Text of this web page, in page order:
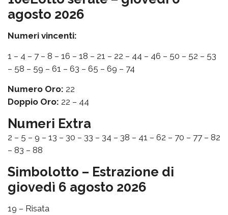
agosto 2026
Numeri vincenti:
1 – 4 – 7 – 8 – 16 – 18 – 21 – 22 – 44 – 46 – 50 – 52 – 53
– 58 – 59 – 61 – 63 – 65 – 69 – 74
Numero Oro: 22
Doppio Oro: 22 – 44
Numeri Extra
2 – 5 – 9 – 13 – 30 – 33 – 34 – 38 – 41 – 62 – 70 – 77 – 82
– 83 – 88
Simbolotto – Estrazione di
giovedì 6 agosto 2026
19 – Risata